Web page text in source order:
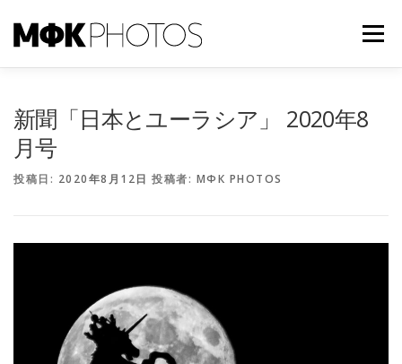
メニュー
新聞「日本とユーラシア」 2020年8
月号
投稿日: 2020年8月12日 投稿者: МФК PHOTOS